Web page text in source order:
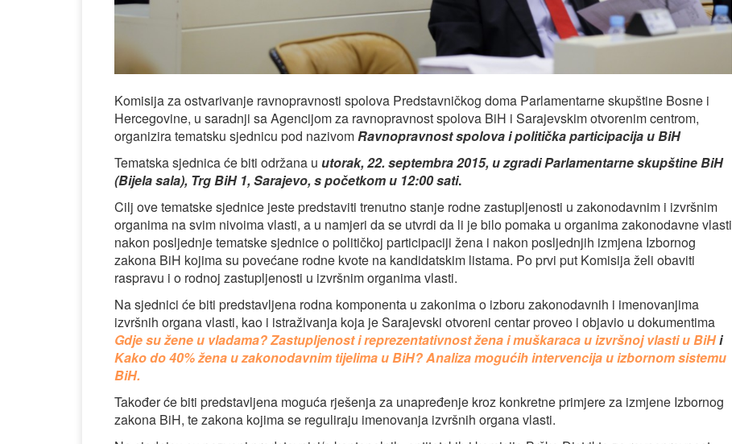
Komisija za ostvarivanje ravnopravnosti spolova Predstavničkog doma Parlamentarne skupštine Bosne i
Hercegovine, u saradnji sa Agencijom za ravnopravnost spolova BiH i Sarajevskim otvorenim centrom,
organizira tematsku sjednicu pod nazivomRavnopravnost spolova i politička participacija u BiH
Tematska sjednica će biti održana u utorak, 22. septembra 2015, u zgradi Parlamentarne skupštine BiH
(Bijela sala), Trg BiH 1, Sarajevo, s početkom u 12:00 sati.
Cilj ove tematske sjednice jeste predstaviti trenutno stanje rodne zastupljenosti u zakonodavnim i izvršnim
organima na svim nivoima vlasti, a u namjeri da se utvrdi da li je bilo pomaka u organima zakonodavne vlasti
nakon posljednje tematske sjednice o političkoj participaciji žena i nakon posljednjih izmjena Izbornog
zakona BiH kojima su povećane rodne kvote na kandidatskim listama. Po prvi put Komisija želi obaviti
raspravu i o rodnoj zastupljenosti u izvršnim organima vlasti.
Na sjednici će biti predstavljena rodna komponenta u zakonima o izboru zakonodavnih i imenovanjima
izvršnih organa vlasti, kao i istraživanja koja je Sarajevski otvoreni centar proveo i objavio u dokumentima
Gdje su žene u vladama? Zastupljenost i reprezentativnost žena i muškaraca u izvršnoj vlasti u BiHi
Kako do 40% žena u zakonodavnim tijelima u BiH? Analiza mogućih intervencija u izbornom sistemu
BiH.
Također će biti predstavljena moguća rješenja za unapređenje kroz konkretne primjere za izmjene Izbornog
zakona BiH, te zakona kojima se reguliraju imenovanja izvršnih organa vlasti.